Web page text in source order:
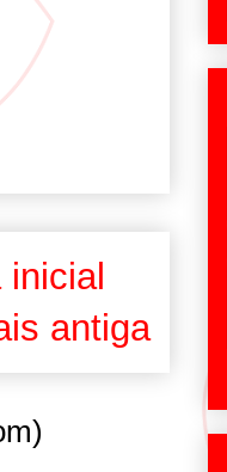
antiga
inicial